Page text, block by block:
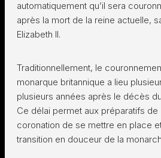
automatiquement qu’il sera
après la mort de la reine actuelle,
Elizabeth II.
Traditionnellement, le
monarque britannique a lieu
plusieurs années après le décès
Ce délai permet aux préparatifs
coronation de se mettre en place
transition en douceur de la